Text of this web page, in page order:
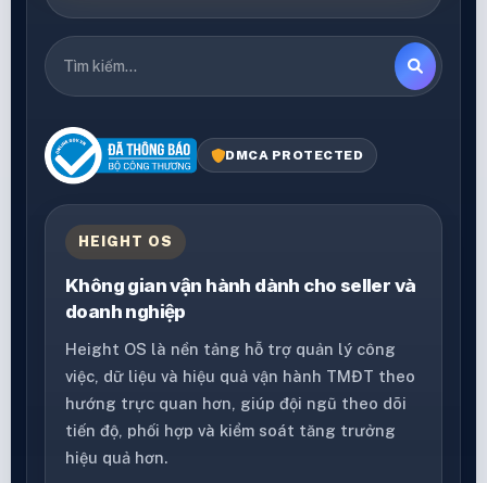
DMCA PROTECTED
HEIGHT OS
Không gian vận hành dành cho seller và
doanh nghiệp
Height OS là nền tảng hỗ trợ quản lý công
việc, dữ liệu và hiệu quả vận hành TMĐT theo
hướng trực quan hơn, giúp đội ngũ theo dõi
tiến độ, phối hợp và kiểm soát tăng trưởng
hiệu quả hơn.